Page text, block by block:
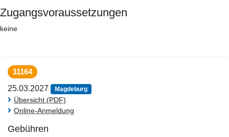
Zugangsvoraussetzungen
keine
11164
25.03.2027
Magdeburg
Übersicht (PDF)
Online-Anmeldung
Gebühren